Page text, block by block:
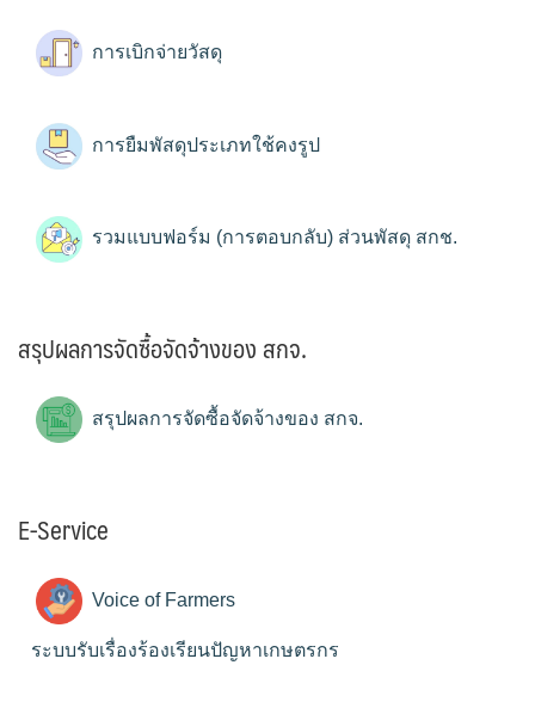
การเบิกจ่ายวัสดุ
การยืมพัสดุประเภทใช้คงรูป
รวมแบบฟอร์ม (การตอบกลับ) ส่วนพัสดุ สกช.
สรุปผลการจัดซื้อจัดจ้างของ สกจ.
สรุปผลการจัดซื้อจัดจ้างของ สกจ.
E-Service
Voice of Farmers
ระบบรับเรื่องร้องเรียนปัญหาเกษตรกร